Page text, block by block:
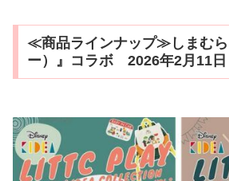
≪商品ラインナップ≫しまむ
ー）』コラボ 2026年2月11日